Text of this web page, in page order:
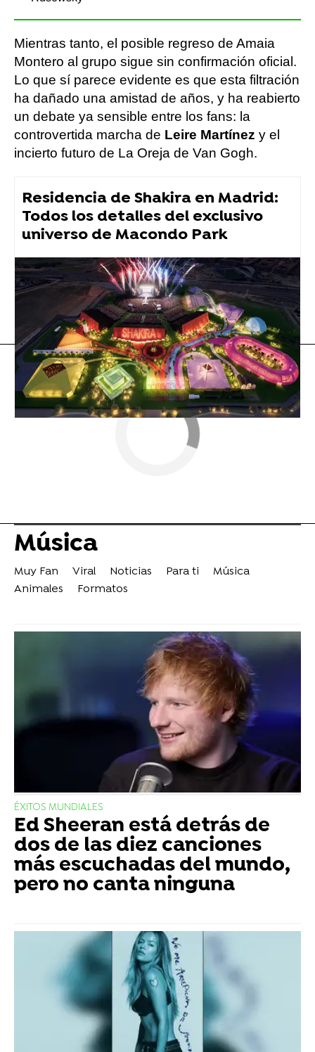
Mientras tanto, el posible regreso de Amaia
Montero al grupo sigue sin confirmación oficial.
Lo que sí parece evidente es que esta filtración
ha dañado una amistad de años, y ha reabierto
un debate ya sensible entre los fans: la
controvertida marcha de Leire Martínez y el
incierto futuro de La Oreja de Van Gogh.
Residencia de Shakira en Madrid:
Todos los detalles del exclusivo
universo de Macondo Park
Amaia Montero
Flooxer Now » Música
Música
Muy Fan Viral Noticias Para ti
Música
Animales
Formatos
ÉXITOS MUNDIALES
Ed Sheeran está detrás de
dos de las diez canciones
más escuchadas del mundo,
pero no canta ninguna